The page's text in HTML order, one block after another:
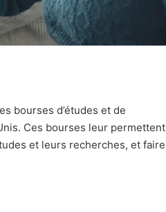
bourses d’études et de
Ces bourses leur permettent
et leurs recherches, et faire